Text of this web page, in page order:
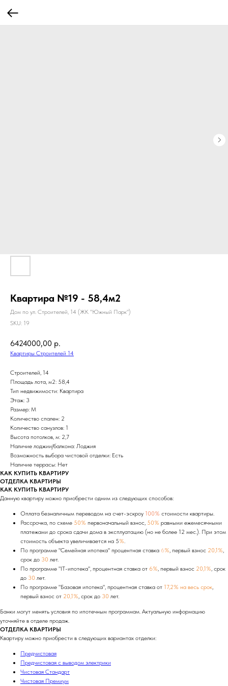
Квартира №19 - 58,4м2
Дом по ул. Строителей, 14 (ЖК "Южный Парк")
SKU: 19
6424000,00 р.
Квартиры Строителей 14
Строителей, 14
Площадь лота, м2: 58,4
Тип недвижимости: Квартира
Этаж: 3
Размер: M
Количество спален: 2
Количество санузлов: 1
Высота потолков, м: 2,7
Наличие лоджии/балкона: Лоджия
Возможность выбора чистовой отделки: Есть
Наличие террасы: Нет
КАК КУПИТЬ КВАРТИРУ
ОТДЕЛКА КВАРТИРЫ
КАК КУПИТЬ КВАРТИРУ
Данную квартиру можно приобрести одним из следующих способов:
Оплата безналичным переводом на счет-эскроу 100% стоимости квартиры.
Рассрочка, по схеме 50% первоначальный взнос, 50% равными ежемесячными
платежами до срока сдачи дома в эксплуатацию (но не более 12 мес.). При этом
стоимость объекта увеличивается на 5%.
По программе "Семейная ипотека" процентная ставка 6%, первый взнос 20,1%,
срок до 30 лет.
По программе "IT-ипотека", процентная ставка от 6%, первый взнос 20,1%, срок
до 30 лет.
По программе "Базовая ипотека", процентная ставка от 17,2% на весь срок,
первый взнос от 20,1%, срок до 30 лет.
Банки могут менять условия по ипотечным программам. Актуальную информацию
уточняйте в отделе продаж.
ОТДЕЛКА КВАРТИРЫ
Квартиру можно приобрести в следующих вариантах отделки:
Предчистовая
Предчистовая с выводом электрики
Чистовая Стандарт
Чистовая Премиум